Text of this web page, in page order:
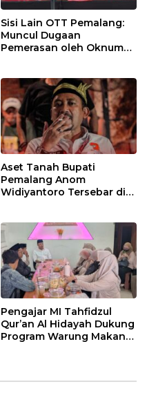
Sisi Lain OTT Pemalang:
Muncul Dugaan
Pemerasan oleh Oknum
Aset Tanah Bupati
Pemalang Anom
Widiyantoro Tersebar di
Pengajar MI Tahfidzul
Qur’an Al Hidayah Dukung
Program Warung Makan